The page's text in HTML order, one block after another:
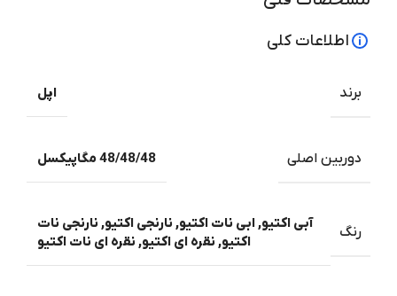
اطلاعات کلی
برند اپل
دوربین اصلی 48/48/48 مگاپیکسل
رنگ
آبی اکتیو, ابی نات اکتیو, نارنجی اکتیو, نارنجی نات
اکتیو, نقره ای اکتیو, نقره ای نات اکتیو